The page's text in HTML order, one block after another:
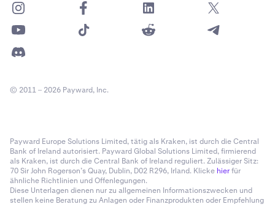
© 2011 – 2026 Payward, Inc.
Payward Europe Solutions Limited, tätig als Kraken, ist durch die Central
Bank of Ireland autorisiert. Payward Global Solutions Limited, firmierend
als Kraken, ist durch die Central Bank of Ireland reguliert. Zulässiger Sitz:
70 Sir John Rogerson’s Quay, Dublin, D02 R296, Irland. Klicke hierfür
ähnliche Richtlinien und Offenlegungen.
Diese Unterlagen dienen nur zu allgemeinen Informationszwecken und
stellen keine Beratung zu Anlagen oder Finanzprodukten oder Empfehlung